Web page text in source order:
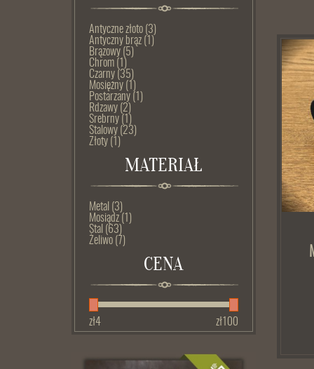
Antyczne złoto (3)
Antyczny brąz (1)
Brązowy (5)
Chrom (1)
Czarny (35)
Mosiężny (1)
Postarzany (1)
Rdzawy (2)
Srebrny (1)
Stalowy (23)
Złoty (1)
MATERIAŁ
Metal (3)
Mosiądz (1)
Stal (63)
Żeliwo (7)
CENA
zł4 zł100